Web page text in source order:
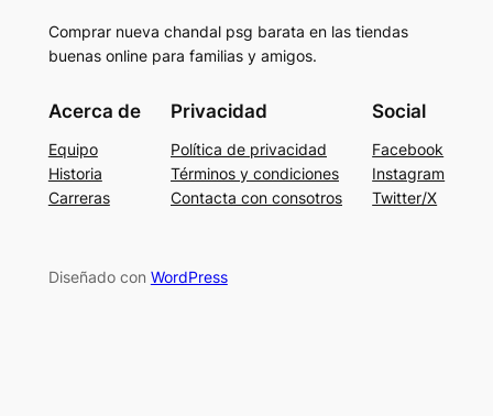
Comprar nueva chandal psg barata en las tiendas
buenas online para familias y amigos.
Acerca de
Equipo
Historia
Carreras
Privacidad
Política de privacidad
Términos y condiciones
Contacta con consotros
Social
Facebook
Instagram
Twitter/X
Diseñado con WordPress